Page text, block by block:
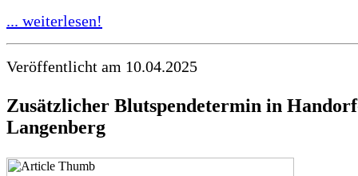
... weiterlesen!
Veröffentlicht am 10.04.2025
Zusätzlicher Blutspendetermin in
Langenberg